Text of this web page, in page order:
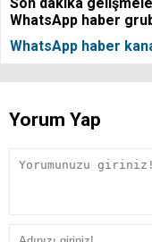
WhatsApp haber
WhatsApp haber
Yorum Yap